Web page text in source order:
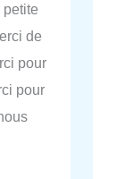
de
pour
pour